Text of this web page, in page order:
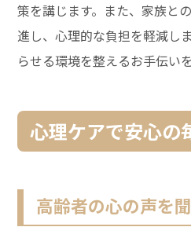
策を講じます。また、家族と
進し、心理的な負担を軽減し
らせる環境を整えるお手伝いを
心理ケアで安心の
高齢者の心の声を